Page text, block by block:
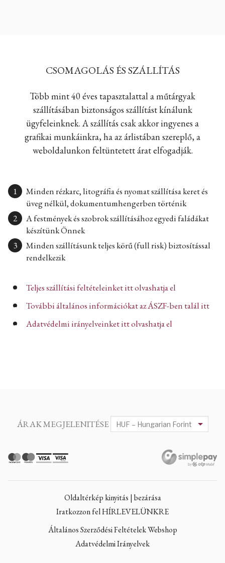
CSOMAGOLÁS ÉS SZÁLLÍTÁS
Több mint 40 éves tapasztalattal a műtárgyak
szállításában biztonságos szállítást kínálunk
ügyfeleinknek. A szállítás csak akkor ingyenes a
grafikai munkáinkra, ha az árlistában szereplő, a
weboldalunkon feltüntetett árat elfogadják.
Minden rézkarc, litográfia és nyomat szállítása keret és
üveg nélkül, dokumentumhengerben történik
A festmények és szobrok szállításához egyedi faládákat
készítünk Önnek
Minden szállításunk teljes körű (full risk) biztosítással
rendelkezik
Teljes szállítási feltételeinket itt olvashatja el
További általános információkat az ÁSZF-ben talál itt
Adatvédelmi irányelveinket itt olvashatja el
ÁRAK MEGJELENITÉSE
Oldaltérkép kinyitás | bezárása
Iratkozzon fel HÍRLEVELÜNKRE
Általános Szerződési Feltételek Webshop
Adatvédelmi Irányelvek